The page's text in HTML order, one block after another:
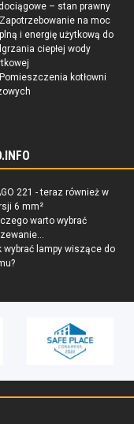
– stan prawny
Zapotrzebowanie na moc
i energię użytkową do
ciepłej wody
Pomieszczenia kotłowni
221 - teraz również w
6 mm²
warto wybrać
wybrać lampy wiszące do